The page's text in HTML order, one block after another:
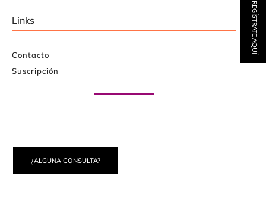
Links
Contacto
Suscripción
¿ALGUNA CONSULTA?
REGÍSTRATE AQUÍ